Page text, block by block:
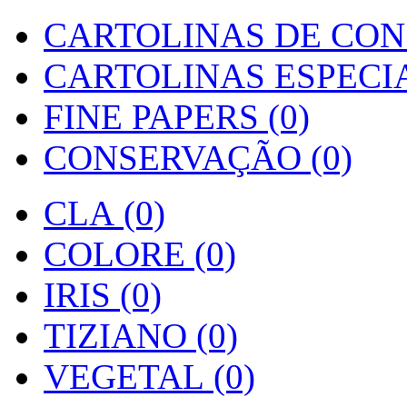
CARTOLINAS DE
CARTOLINAS
FINE PAPERS (0)
CONSERVAÇÃO (0)
CLA (0)
COLORE (0)
IRIS (0)
TIZIANO (0)
VEGETAL (0)